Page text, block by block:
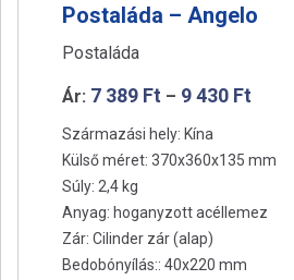
Postaláda – Angelo
Postaláda
Ár: 7 389 Ft – 9 430 Ft
Származási hely: Kína
Külső méret: 370x360x135 mm
Súly: 2,4 kg
Anyag: hoganyzott acéllemez
Zár: Cilinder zár (alap)
Bedobónyílás:: 40x220 mm